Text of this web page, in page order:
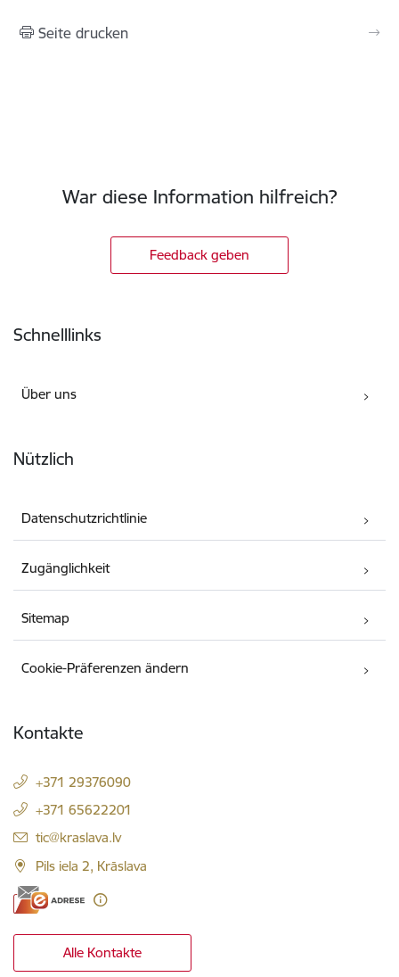
Seite drucken
War diese Information hilfreich?
Feedback geben
Schnelllinks
Über uns
Nützlich
Datenschutzrichtlinie
Zugänglichkeit
Sitemap
Cookie-Präferenzen ändern
Kontakte
+371 29376090
+371 65622201
E-Mail:
tic@kraslava.lv
Pils iela 2, Krāslava
Alle Kontakte